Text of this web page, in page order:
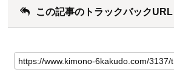
この記事のトラックバックURL